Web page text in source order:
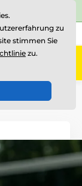
+43 676 361 37 22
Metallmotiv
zu
stimmen Sie
zu.